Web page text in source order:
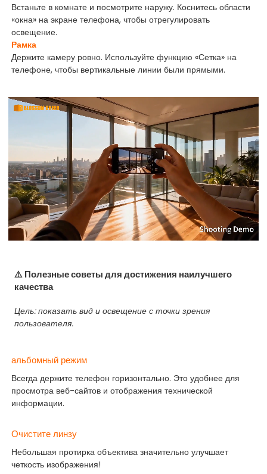
Встаньте в комнате и посмотрите наружу. Коснитесь области
«окна» на экране телефона, чтобы отрегулировать
освещение.
Рамка
Держите камеру ровно. Используйте функцию «Сетка» на
телефоне, чтобы вертикальные линии были прямыми.
⚠️ Полезные советы для достижения наилучшего
качества
Цель: показать вид и освещение с точки зрения
пользователя.
альбомный режим
Всегда держите телефон горизонтально. Это удобнее для
просмотра веб-сайтов и отображения технической
информации.
Очистите линзу
Небольшая протирка объектива значительно улучшает
четкость изображения!